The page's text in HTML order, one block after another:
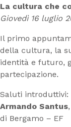
La cultura che
Giovedì 16 luglio
Il primo
della cultura, la
identità e futuro,
partecipazione.
Saluti introduttivi:
Armando Santus
di Bergamo – EF